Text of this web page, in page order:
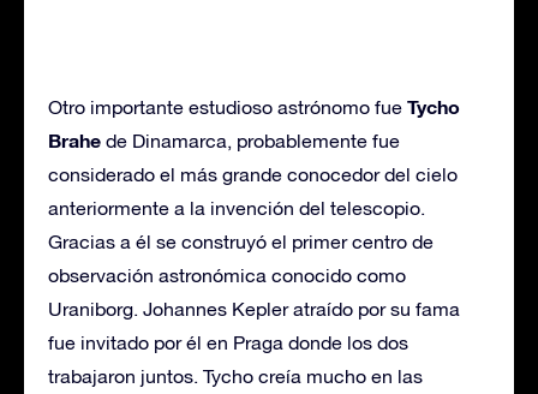
Otro importante estudioso astrónomo fue Tycho
Brahe de Dinamarca, probablemente fue
considerado el más grande conocedor del cielo
anteriormente a la invención del telescopio.
Gracias a él se construyó el primer centro de
observación astronómica conocido como
Uraniborg. Johannes Kepler atraído por su fama
fue invitado por él en Praga donde los dos
trabajaron juntos. Tycho creía mucho en las